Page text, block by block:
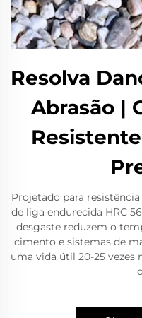
Resolva
Abrasão |
Projetado para
de liga endurecida HRC
desgaste reduzem o
cimento e sistemas de
uma vida útil 20-25